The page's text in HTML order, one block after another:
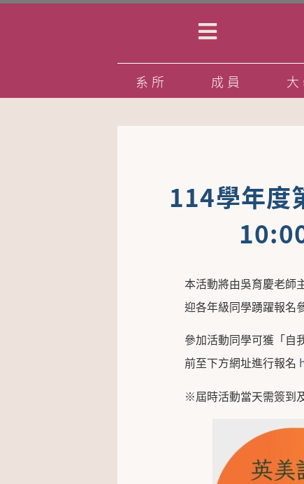
系所 成員
114學年度
本活動將由吳育慶老師
迎各年級同學踴躍報名
參加活動同學可獲「自
前至下方網址進行報名
※屆時活動當天需簽到